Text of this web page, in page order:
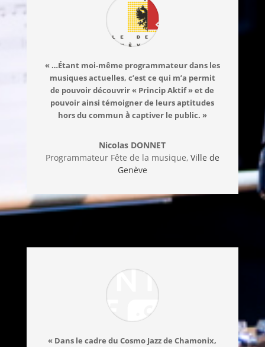
« …Étant moi-même programmateur dans les
musiques actuelles, c’est ce qui m’a permit
de pouvoir découvrir « Princip Aktif » et de
pouvoir ainsi témoigner de leurs aptitudes
hors du commun à captiver le public. »
Nicolas DONNET
Programmateur Fête de la musique, Ville de
Genève
« Dans le cadre du Cosmo Jazz de Chamonix,